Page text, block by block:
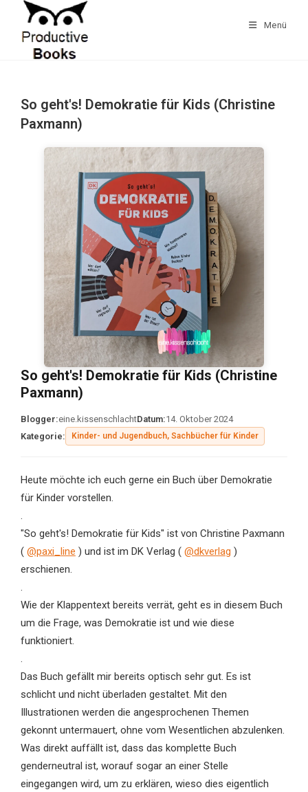
springen
Menü
So geht's! Demokratie für Kids (Christine
Paxmann)
So geht's! Demokratie für Kids (Christine
Paxmann)
Blogger:eine.kissenschlachtDatum:14. Oktober 2024
Kategorie:
Kinder- und Jugendbuch, Sachbücher für Kinder
Heute möchte ich euch gerne ein Buch über Demokratie
für Kinder vorstellen.
.
"So geht's! Demokratie für Kids" ist von Christine Paxmann
( @paxi_line ) und ist im DK Verlag ( @dkverlag )
erschienen.
.
Wie der Klappentext bereits verrät, geht es in diesem Buch
um die Frage, was Demokratie ist und wie diese
funktioniert.
.
Das Buch gefällt mir bereits optisch sehr gut. Es ist
schlicht und nicht überladen gestaltet. Mit den
Illustrationen werden die angesprochenen Themen
gekonnt untermauert, ohne vom Wesentlichen abzulenken.
Was direkt auffällt ist, dass das komplette Buch
genderneutral ist, worauf sogar an einer Stelle
eingegangen wird, um zu erklären, wieso dies eigentlich